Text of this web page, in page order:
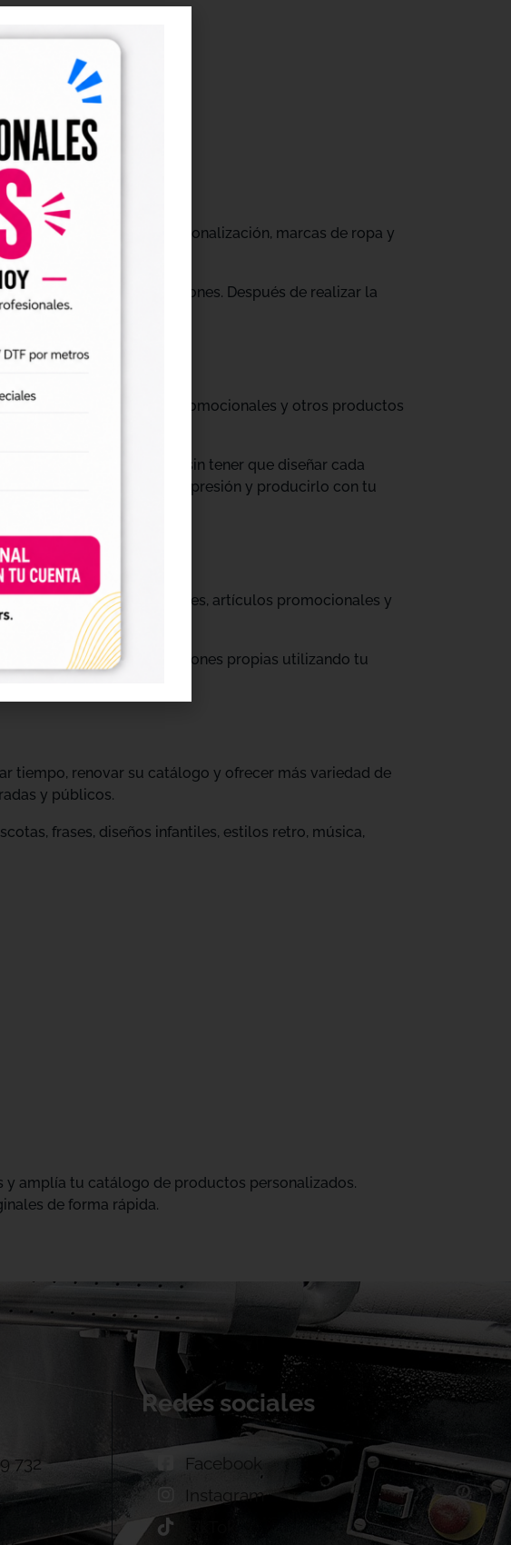
negocios de personalización, marcas de ropa y
incorporar a tus producciones. Después de realizar la
ropa infantil, prendas promocionales y otros productos
nuevas colecciones sin tener que diseñar cada
en tu programa de impresión y producirlo con tu
termos, cajas, envases, artículos promocionales y
y preparar producciones propias utilizando tu
tiempo, renovar su catálogo y ofrecer más variedad de
y públicos.
frases, diseños infantiles, estilos retro, música,
y amplía tu catálogo de productos personalizados.
de forma rápida.
732
Redes sociales
Facebook
Instagram